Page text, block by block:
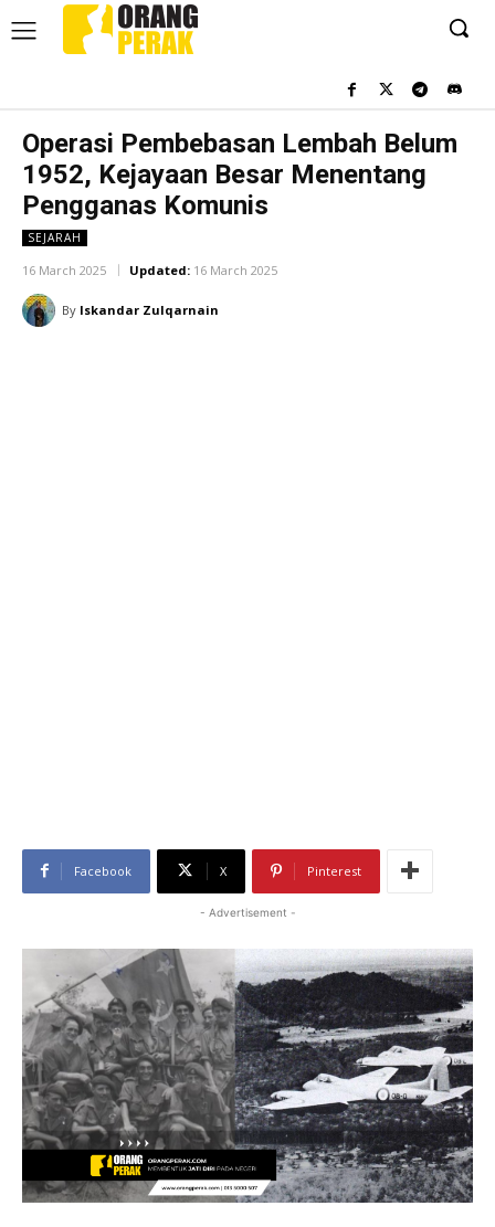
Operasi Pembebasan Lembah Belum
1952, Kejayaan Besar Menentang
Pengganas Komunis
SEJARAH
16 March 2025 Updated: 16 March 2025
By Iskandar Zulqarnain
Facebook X Pinterest
- Advertisement -